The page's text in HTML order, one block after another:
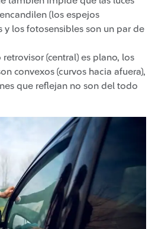
(los espejos
y los fotosensibles son un par de
(central) es plano, los
convexos (curvos hacia afuera),
que reflejan no son del todo